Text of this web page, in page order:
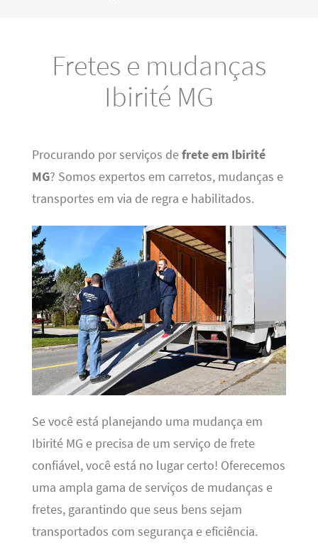
Fretes e mudanças
Ibirité MG
Procurando por serviços defrete em Ibirité
MG? Somos expertos em carretos, mudanças e
transportes em via de regra e habilitados.
Se você está planejando uma mudança em
Ibirité MG e precisa de um serviço de frete
confiável, você está no lugar certo! Oferecemos
uma ampla gama de serviços de mudanças e
fretes, garantindo que seus bens sejam
transportados com segurança e eficiência.